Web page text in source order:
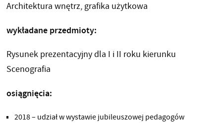
Architektura wnętrz, grafika użytkowa
wykładane przedmioty:
Rysunek prezentacyjny dla I i II roku kierunku
Scenografia
osiągnięcia:
2018 – udział w wystawie jubileuszowej pedagogów